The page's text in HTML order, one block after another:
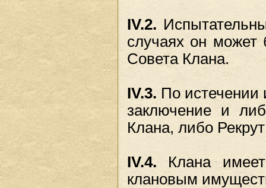
IV.2.
случаях он
Совета Клана.
IV.3. По истечении
заключение и
Клана, либо
IV.4. Клана
клановым